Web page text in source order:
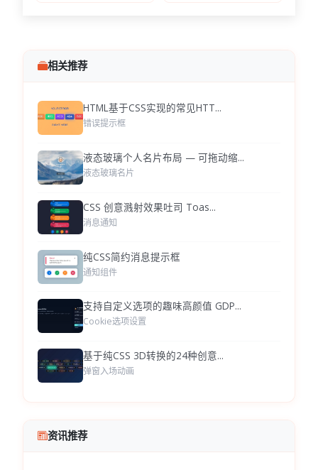
相关推荐
HTML基于CSS实现的常见HTT...
错误提示框
液态玻璃个人名片布局 — 可拖动缩...
液态玻璃名片
CSS 创意溅射效果吐司 Toas...
消息通知
纯CSS简约消息提示框
通知组件
支持自定义选项的趣味高颜值 GDP...
Cookie选项设置
基于纯CSS 3D转换的24种创意...
弹窗入场动画
资讯推荐